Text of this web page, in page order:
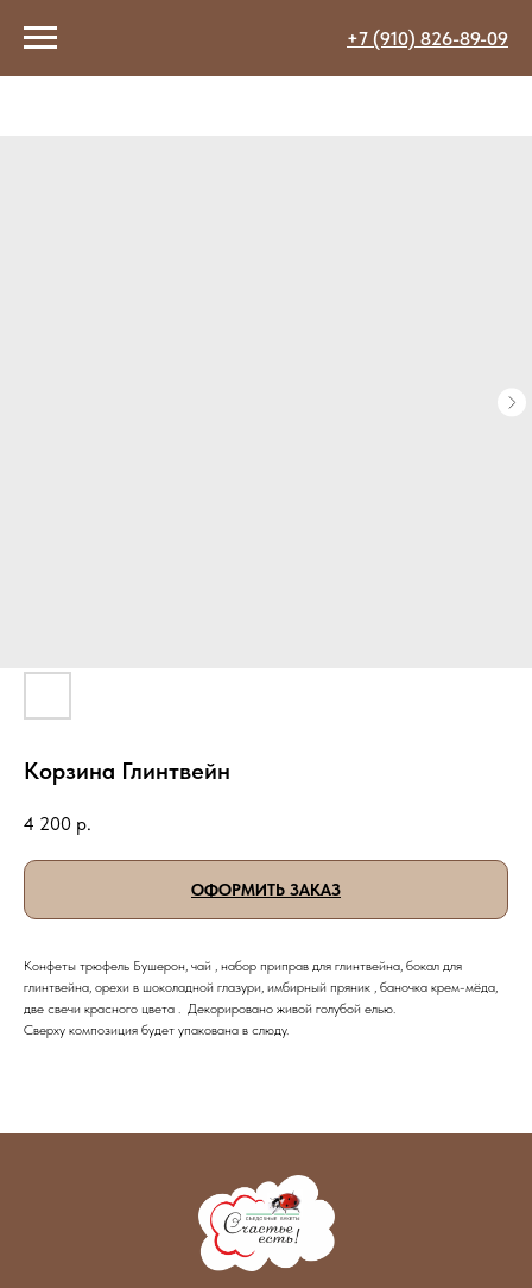
+7 (910) 826-89-09
Корзина Глинтвейн
4 200 р.
ОФОРМИТЬ ЗАКАЗ
Конфеты трюфель Бушерон, чай , набор приправ для глинтвейна, бокал для
глинтвейна, орехи в шоколадной глазури, имбирный пряник , баночка крем-мёда,
две свечи красного цвета . Декорировано живой голубой елью.
Сверху композиция будет упакована в слюду.